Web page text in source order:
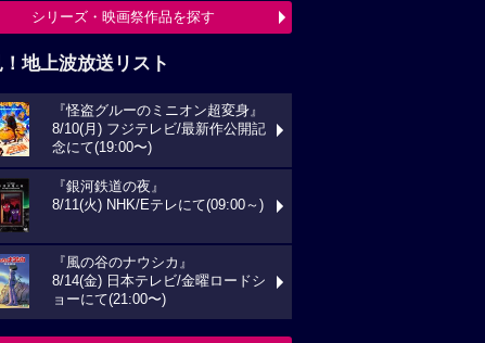
シリーズ・映画祭作品を探す
地上波放送リスト
『怪盗グルーのミニオン超変身』
8/10(月) フジテレビ/最新作公開記
念にて(19:00〜)
『銀河鉄道の夜』
8/11(火) NHK/Eテレにて(09:00～)
『風の谷のナウシカ』
8/14(金) 日本テレビ/金曜ロードシ
ョーにて(21:00〜)